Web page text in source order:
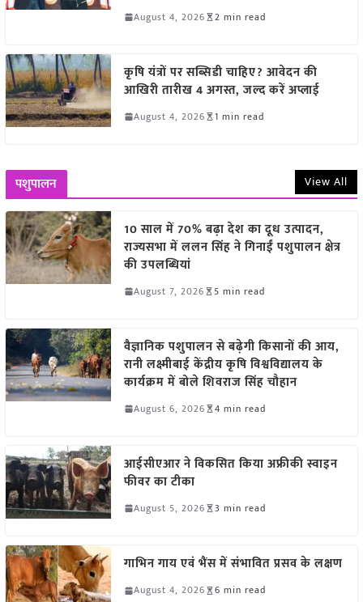
August 4, 2026 2 min read
कृषि यंत्रों पर सब्सिडी चाहिए? आवेदन की
आखिरी तारीख 4 अगस्त, जल्द करें अप्लाई
August 4, 2026 1 min read
पशुपालन View All
10 साल में 70% बढ़ा देश का दूध उत्पादन,
राज्यसभा में ललन सिंह ने गिनाईं पशुपालन क्षेत्र
की उपलब्धियां
August 7, 2026 5 min read
वैज्ञानिक पशुपालन से बढ़ेगी किसानों की आय,
रानी लक्ष्मीबाई केंद्रीय कृषि विश्वविद्यालय के
कार्यक्रम में बोले शिवराज सिंह चौहान
August 6, 2026 4 min read
आईसीएआर ने विकसित किया अफ्रीकी स्वाइन
फीवर का टीका
August 5, 2026 3 min read
गाभिन गाय एवं भैंस में संभावित प्रसव के लक्षण
August 4, 2026 6 min read